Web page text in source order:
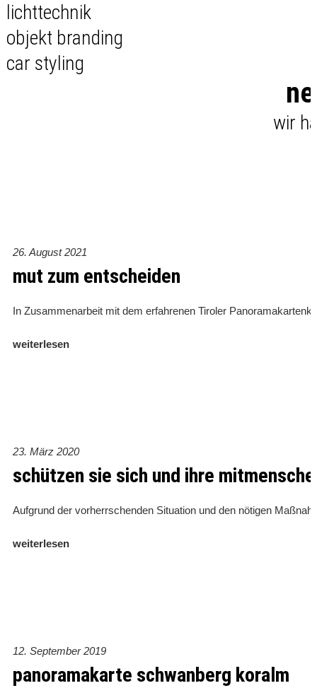
lichttechnik
objekt branding
car styling
wir
26. August 2021
mut zum entscheiden
In Zusammenarbeit mit dem erfahrenen Tiroler
weiterlesen
23. März 2020
schützen sie sich und ihre
Aufgrund der vorherrschenden Situation und den nötigen
weiterlesen
12. September 2019
panoramakarte schwanberg koralm